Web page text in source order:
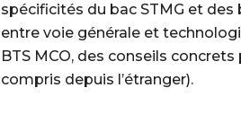
spécificités du bac STMG et
entre voie générale et
BTS MCO, des conseils
compris depuis l’étranger).